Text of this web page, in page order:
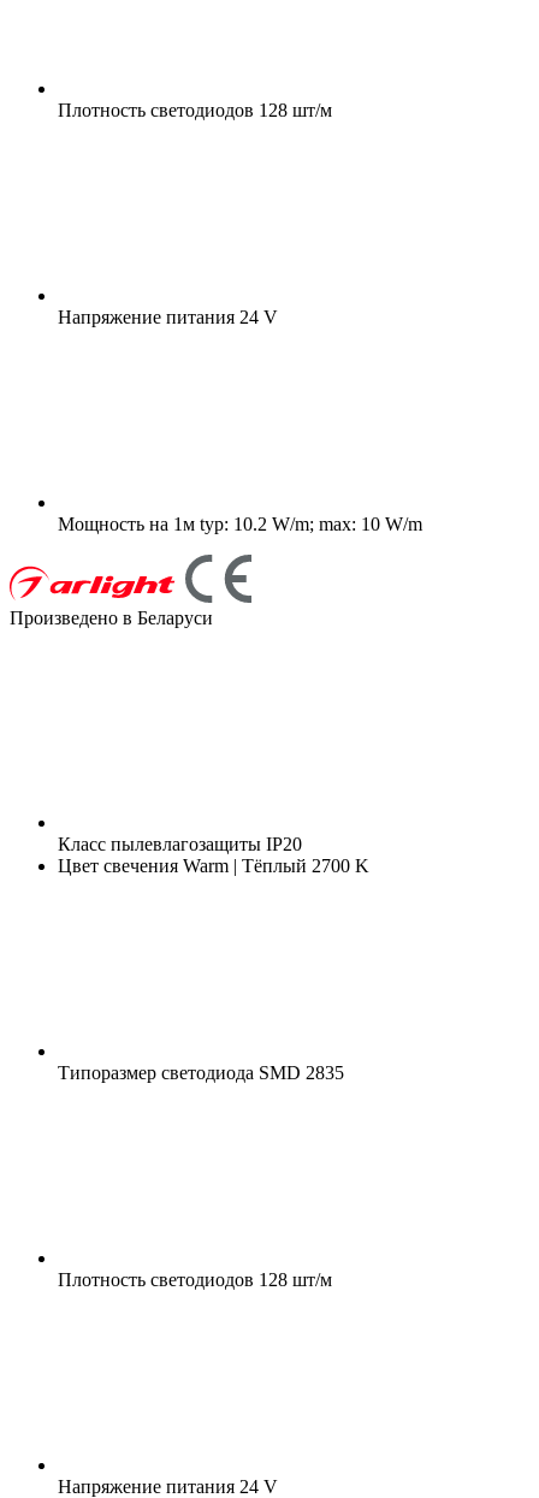
Плотность светодиодов 128 шт/м
Напряжение питания 24 V
Мощность на 1м typ: 10.2 W/m; max: 10 W/m
Произведено в Беларуси
Класс пылевлагозащиты IP20
Цвет свечения Warm | Тёплый 2700 K
Типоразмер светодиода SMD 2835
Плотность светодиодов 128 шт/м
Напряжение питания 24 V